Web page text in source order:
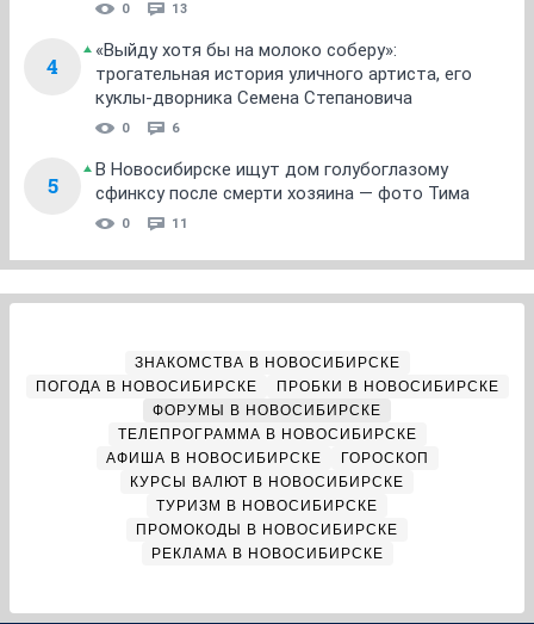
0 13
4
«Выйду хотя бы на молоко соберу»:
трогательная история уличного артиста, его
куклы-дворника Семена Степановича
0 6
5
В Новосибирске ищут дом голубоглазому
сфинксу после смерти хозяина — фото Тима
0 11
ЗНАКОМСТВА В НОВОСИБИРСКЕ
ПОГОДА В НОВОСИБИРСКЕ
ПРОБКИ В НОВОСИБИРСКЕ
ФОРУМЫ В НОВОСИБИРСКЕ
ТЕЛЕПРОГРАММА В НОВОСИБИРСКЕ
АФИША В НОВОСИБИРСКЕ
ГОРОСКОП
КУРСЫ ВАЛЮТ В НОВОСИБИРСКЕ
ТУРИЗМ В НОВОСИБИРСКЕ
ПРОМОКОДЫ В НОВОСИБИРСКЕ
РЕКЛАМА В НОВОСИБИРСКЕ